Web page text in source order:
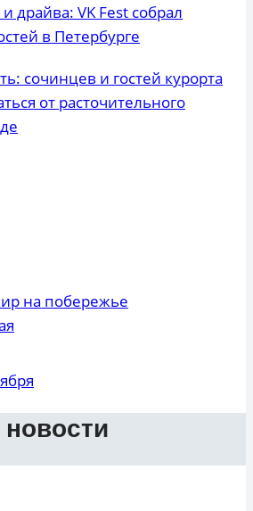
драйва: VK Fest собрал
в Петербурге
сочинцев и гостей курорта
от расточительного
на побережье